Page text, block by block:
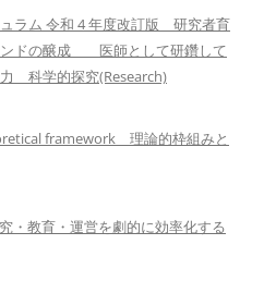
ラム 令和 4 年度改訂版 研究者育
ドの醸成 医師として研鑽して
科学的探究(Research)
framework 理論的枠組みと
・教育・運営を劇的に効率化する